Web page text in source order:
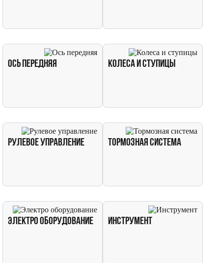
Ось передняя Колеса и ступицы
Рулевое управление Тормозная система
Электро оборудование Инструмент